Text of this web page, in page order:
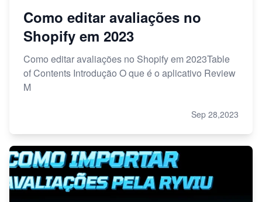
Como editar avaliações no
Shopify em 2023
Como editar avaliações no Shopify em 2023Table
of Contents Introdução O que é o aplicativo Review
M
Sep 28,2023